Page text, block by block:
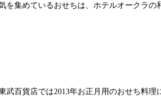
集めているおせちは、ホテルオークラ
百貨店では2013年お正月用のおせち料